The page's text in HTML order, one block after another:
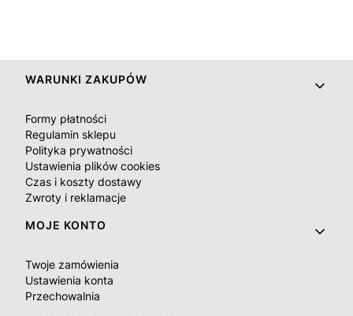
Linki w stopce
WARUNKI ZAKUPÓW
Formy płatności
Regulamin sklepu
Polityka prywatności
Ustawienia plików cookies
Czas i koszty dostawy
Zwroty i reklamacje
MOJE KONTO
Twoje zamówienia
Ustawienia konta
Przechowalnia